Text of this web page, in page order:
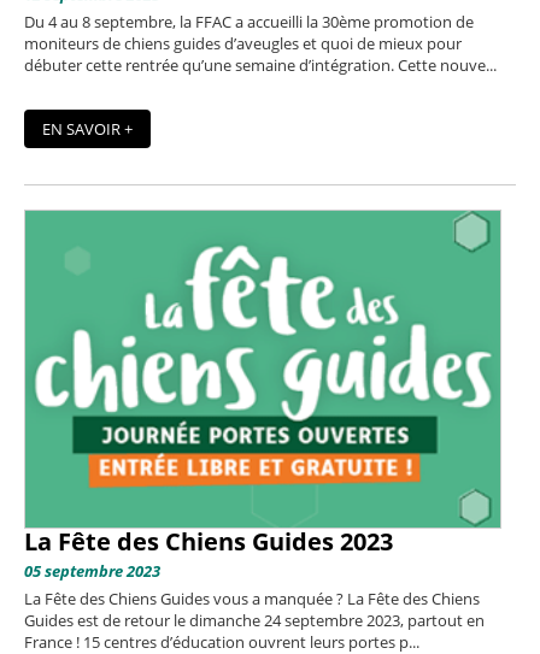
Du 4 au 8 septembre, la FFAC a accueilli la 30ème promotion de
moniteurs de chiens guides d’aveugles et quoi de mieux pour
débuter cette rentrée qu’une semaine d’intégration. Cette nouve...
EN SAVOIR +
La Fête des Chiens Guides 2023
05 septembre 2023
La Fête des Chiens Guides vous a manquée ? La Fête des Chiens
Guides est de retour le dimanche 24 septembre 2023, partout en
France ! 15 centres d’éducation ouvrent leurs portes p...